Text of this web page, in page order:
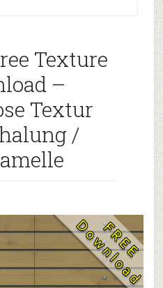
Texture
–
Textur
/